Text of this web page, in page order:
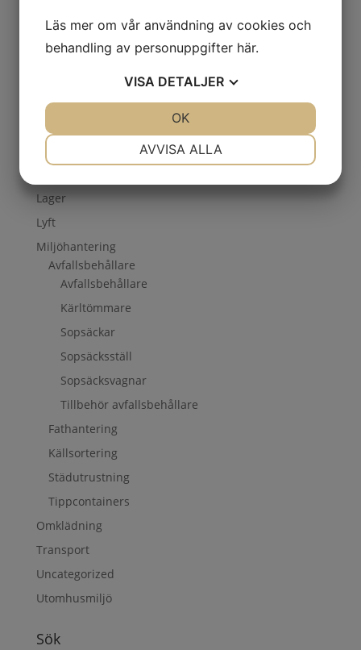
Kategorier
Entré & Reception
Förpackning
Industri & Verkstad
Konferens & Lunchrum
Lager
Lyft
Miljöhantering
Avfallsbehållare
Avfallsbehållare
Kärltömmare
Sopsäckar
Sopsäcksställ
Sopsäcksvagnar
Tillbehör avfallsbehållare
Fathantering
Källsortering
Städutrustning
Tippcontainers
Omklädning
Transport
Uncategorized
Utomhusmiljö
Sök
Läs mer om vår användning av cookies och
behandling av personuppgifter här.
VISA DETALJER
AVVISA ALLA
OK